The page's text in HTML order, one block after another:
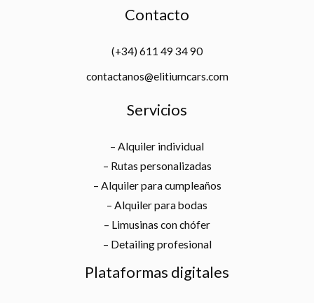
Contacto
(+34) 611 49 34 90
contactanos@elitiumcars.com
Servicios
– Alquiler individual
– Rutas personalizadas
– Alquiler para cumpleaños
– Alquiler para bodas
– Limusinas con chófer
– Detailing profesional
Plataformas digitales